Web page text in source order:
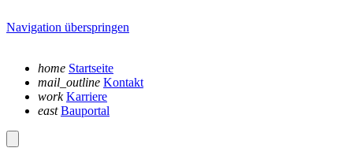
Navigation überspringen
home Startseite
mail_outline Kontakt
work Karriere
east Bauportal